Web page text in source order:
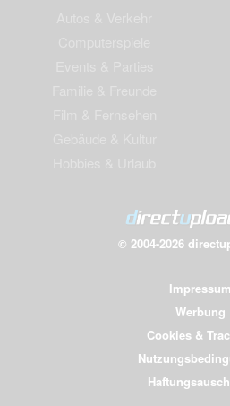
© 2004-2026
Impressum
Werbung
Cookies &